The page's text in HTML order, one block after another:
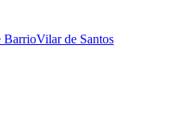
BarrioVilar de Santos